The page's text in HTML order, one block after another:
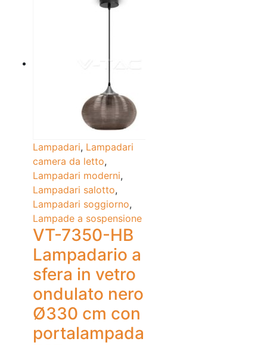
Lampadari, Lampadari
camera da letto,
Lampadari moderni,
Lampadari salotto,
Lampadari soggiorno,
Lampade a sospensione
VT-7350-HB
Lampadario a
sfera in vetro
ondulato nero
Ø330 cm con
portalampada